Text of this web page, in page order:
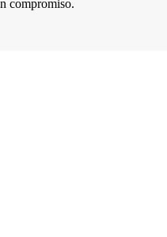
compromiso.